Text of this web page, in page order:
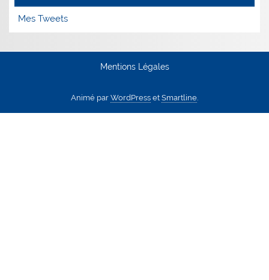
Mes Tweets
Mentions Légales
Animé par WordPress et Smartline.